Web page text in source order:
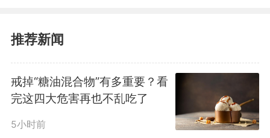
健康、动植物安全与生态环境、防
范市场欺诈为核心目标，由市场监
管总局（国家认监委）统筹建设、
第三方机构具体实施。目前，我国
推荐新闻
戒掉“糖油混合物”有多重要？看
完这四大危害再也不乱吃了
5小时前